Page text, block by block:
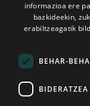
2026ko eka. 1a
informazioa ere
bazkideekin,
erabiltzeagatik
BEHAR-
BIDERATZEA